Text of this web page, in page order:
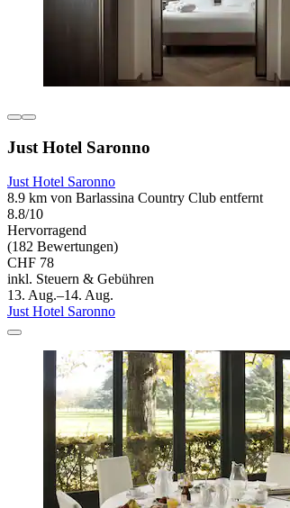
Just Hotel Saronno
Just Hotel Saronno
8.9 km von Barlassina Country Club entfernt
8.8/10
Hervorragend
(182 Bewertungen)
CHF 78
inkl. Steuern & Gebühren
13. Aug.–14. Aug.
Just Hotel Saronno